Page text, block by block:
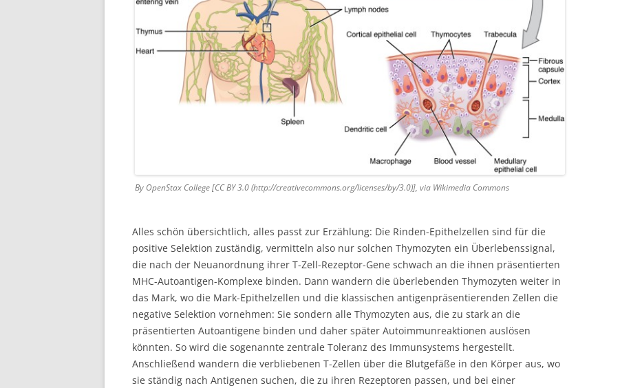
By OpenStax College [CC BY 3.0 (http://creativecommons.org/licenses/by/3.0)], via Wikimedia Commons
Alles schön übersichtlich, alles passt zur Erzählung: Die Rinden-Epithelzellen sind für die
positive Selektion zuständig, vermitteln also nur solchen Thymozyten ein Überlebenssignal,
die nach der Neuanordnung ihrer T-Zell-Rezeptor-Gene schwach an die ihnen präsentierten
MHC-Autoantigen-Komplexe binden. Dann wandern die überlebenden Thymozyten weiter in
das Mark, wo die Mark-Epithelzellen und die klassischen antigenpräsentierenden Zellen die
negative Selektion vornehmen: Sie sondern alle Thymozyten aus, die zu stark an die
präsentierten Autoantigene binden und daher später Autoimmunreaktionen auslösen
könnten. So wird die sogenannte zentrale Toleranz des Immunsystems hergestellt.
Anschließend wandern die verbliebenen T-Zellen über die Blutgefäße in den Körper aus, wo
sie ständig nach Antigenen suchen, die zu ihren Rezeptoren passen, und bei einer